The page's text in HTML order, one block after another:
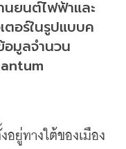
นยนต์ไฟฟ้าและ
อร์ในรูปแบบค
มูลจำนวน
ยู่ทางใต้ของเมือง